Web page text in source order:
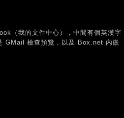
（我的文件中心），中間有個英漢字
GMail 檢查預覽，以及 Box.net 內嵌